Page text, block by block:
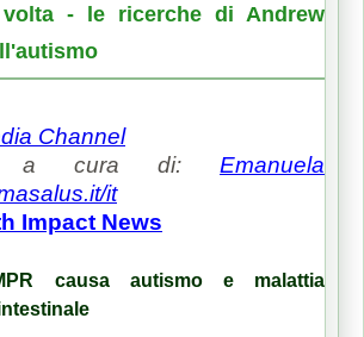
- le ricerche di Andrew
Channel
a cura di: Emanuela
it
Impact News
causa autismo e malattia